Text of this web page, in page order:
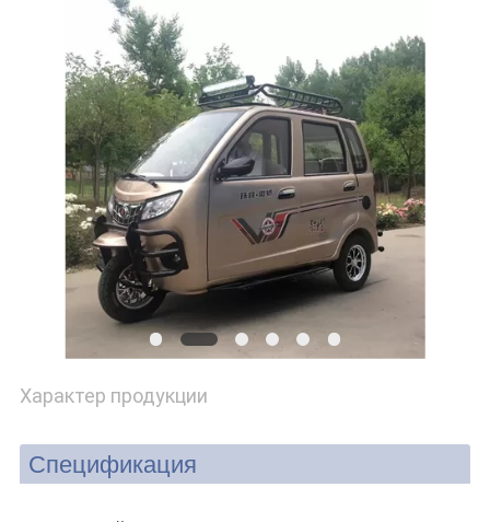
СПРОСИТЕ
ЦИТАТУ
КАРТА
САЙТА
PRIVACY
POLICY
Характер продукции
Спецификация